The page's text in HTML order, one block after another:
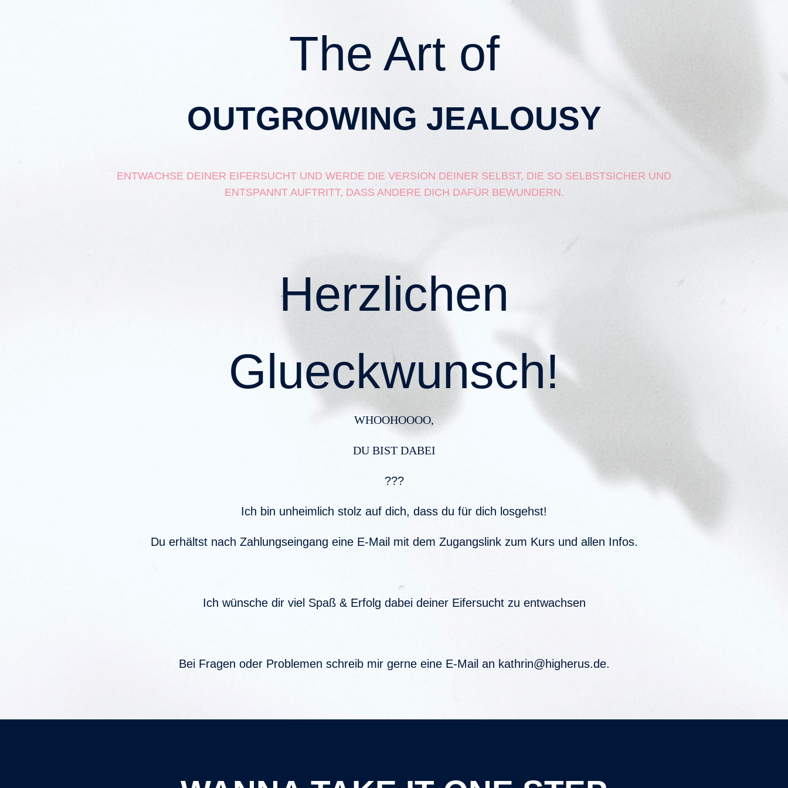
The Art of
OUTGROWING JEALOUSY
ENTWACHSE DEINER EIFERSUCHT UND WERDE DIE VERSION DEINER SELBST, DIE SO SELBSTSICHER UND
ENTSPANNT AUFTRITT, DASS ANDERE DICH DAFÜR BEWUNDERN.
Herzlichen
Glueckwunsch!
WHOOHOOOO,
DU BIST DABEI
???
Ich bin unheimlich stolz auf dich, dass du für dich losgehst!
Du erhältst nach Zahlungseingang eine E-Mail mit dem Zugangslink zum Kurs und allen Infos.
Ich wünsche dir viel Spaß & Erfolg dabei deiner Eifersucht zu entwachsen
Bei Fragen oder Problemen schreib mir gerne eine E-Mail an kathrin@higherus.de.